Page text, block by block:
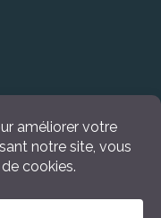
(2009 - 2026)